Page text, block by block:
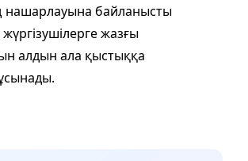
байланысты
жазғы
алдын ала қыстыққа